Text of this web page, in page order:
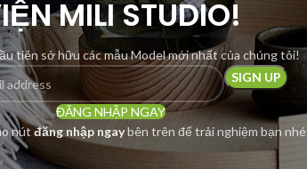
MILI STUDIO!
tiên sở hữu các mẫu Model mới nhất của chúng tôi!
ĐĂNG NHẬP NGAY
nútđăng nhập ngaybên trên để trải nghiệm bạn
SCENE
TẤT CẢ SCENE PHÒNG KHÁCH